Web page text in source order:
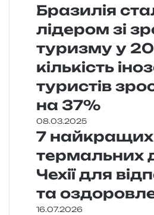
Бразилія
лідером зі
туризму у
кількість
туристів
на 37%
08.03.2025
7 найкращих
термальних
Чехії для
та
16.07.2026